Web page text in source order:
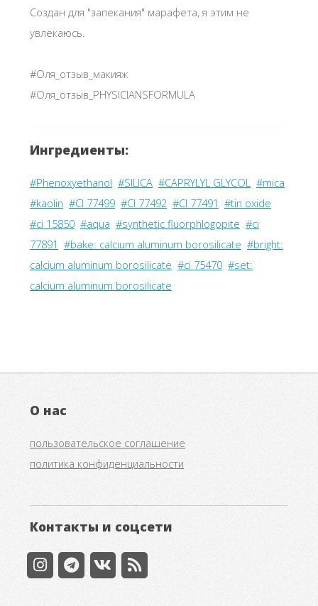
Создан для "запекания" марафета, я этим не
увлекаюсь.
#Оля_отзыв_макияж
#Оля_отзыв_PHYSICIANSFORMULA
Ингредиенты:
#Phenoxyethanol #SILICA #CAPRYLYL GLYCOL #mica
#kaolin #CI 77499 #CI 77492 #CI 77491 #tin oxide
#ci 15850 #aqua #synthetic fluorphlogopite #ci
77891 #bake: calcium aluminum borosilicate #bright:
calcium aluminum borosilicate #ci 75470 #set:
calcium aluminum borosilicate
О нас
пользовательское соглашение
политика конфиденциальности
Контакты и соцсети